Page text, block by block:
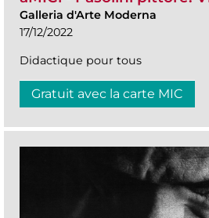
Galleria d'Arte Moderna
17/12/2022
Didactique pour tous
Gratuit avec la carte MIC